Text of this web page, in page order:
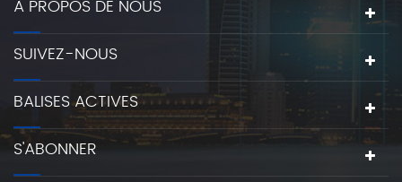
À PROPOS DE NOUS
SUIVEZ-NOUS
BALISES ACTIVES
S'ABONNER